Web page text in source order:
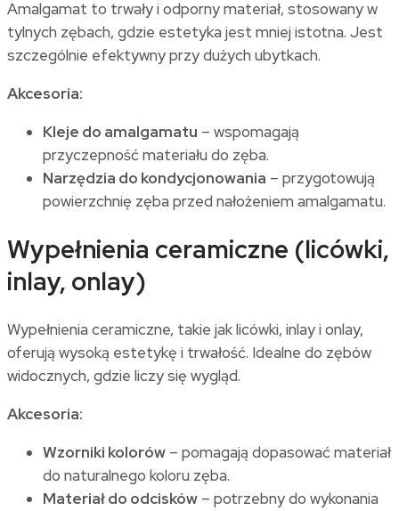
Amalgamat to trwały i odporny materiał, stosowany w
tylnych zębach, gdzie estetyka jest mniej istotna. Jest
szczególnie efektywny przy dużych ubytkach.
Akcesoria:
Kleje do amalgamatu – wspomagają
przyczepność materiału do zęba.
Narzędzia do kondycjonowania – przygotowują
powierzchnię zęba przed nałożeniem amalgamatu.
Wypełnienia ceramiczne (licówki,
inlay, onlay)
Wypełnienia ceramiczne, takie jak licówki, inlay i onlay,
oferują wysoką estetykę i trwałość. Idealne do zębów
widocznych, gdzie liczy się wygląd.
Akcesoria:
Wzorniki kolorów – pomagają dopasować materiał
do naturalnego koloru zęba.
Materiał do odcisków – potrzebny do wykonania